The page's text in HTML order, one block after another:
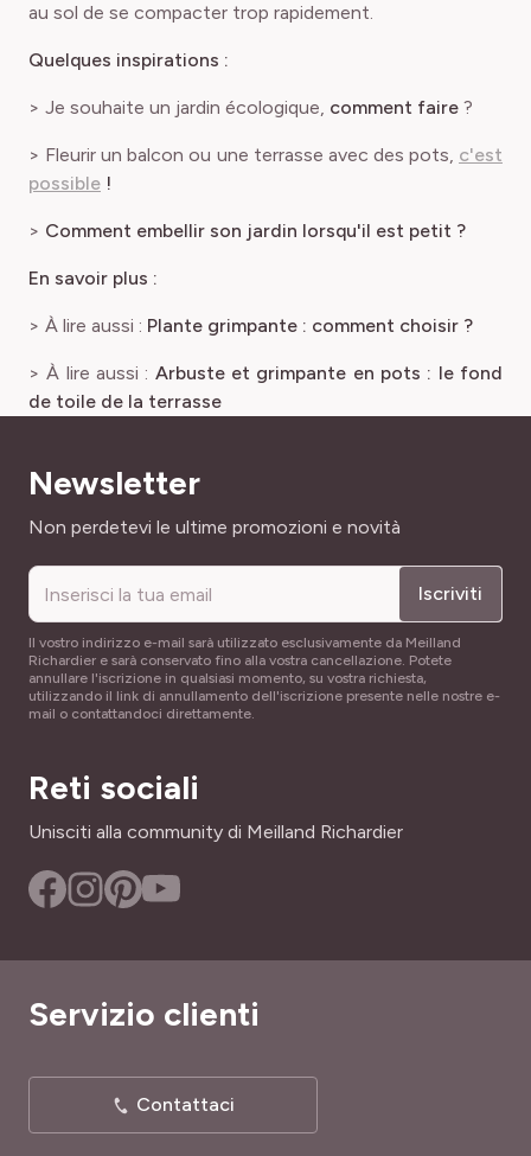
au sol de se compacter trop rapidement.
Quelques inspirations :
> Je souhaite un jardin écologique, comment faire ?
> Fleurir un balcon ou une terrasse avec des pots, c'est
possible !
> Comment embellir son jardin lorsqu'il est petit ?
En savoir plus :
> À lire aussi : Plante grimpante : comment choisir ?
> À lire aussi : Arbuste et grimpante en pots : le fond
de toile de la terrasse
Newsletter
Indirizzo email
Non perdetevi le ultime promozioni e novità
Iscriviti
Il vostro indirizzo e-mail sarà utilizzato esclusivamente da Meilland
Richardier e sarà conservato fino alla vostra cancellazione. Potete
annullare l'iscrizione in qualsiasi momento, su vostra richiesta,
utilizzando il link di annullamento dell'iscrizione presente nelle nostre e-
mail o contattandoci direttamente.
Reti sociali
Unisciti alla community di Meilland Richardier
Servizio clienti
Contattaci